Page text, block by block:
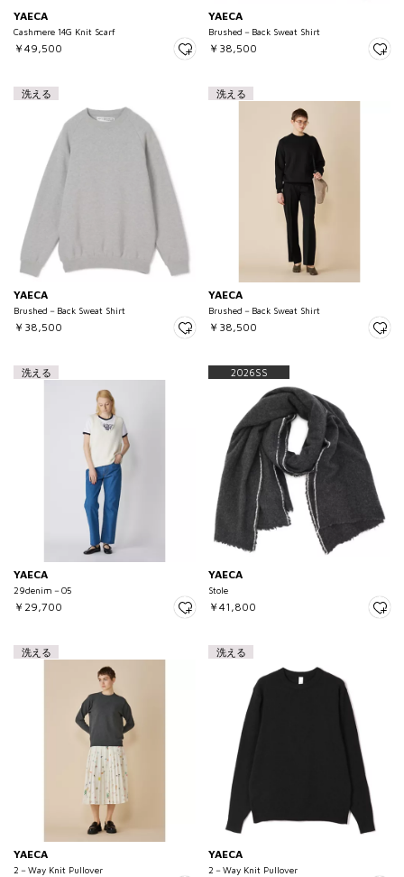
YAECA
Cashmere 14G Knit Scarf
￥49,500
YAECA
Brushed－Back Sweat Shirt
￥38,500
洗える
YAECA
Brushed－Back Sweat Shirt
￥38,500
洗える
YAECA
Brushed－Back Sweat Shirt
￥38,500
洗える
YAECA
29denim－05
￥29,700
2026SS
YAECA
Stole
￥41,800
洗える
YAECA
2－Way Knit Pullover
洗える
YAECA
2－Way Knit Pullover